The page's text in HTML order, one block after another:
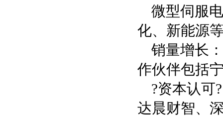
微型伺服
化、新能源
销量增长
作伙伴包括
?资本认可
达晨财智、